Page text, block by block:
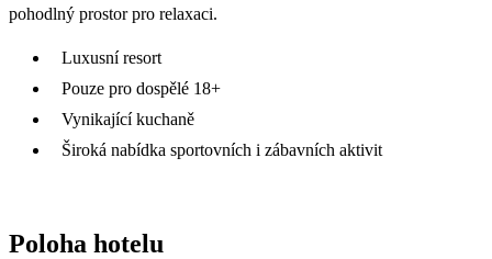
pohodlný prostor pro relaxaci.
Luxusní resort
Pouze pro dospělé 18+
Vynikající kuchaně
Široká nabídka sportovních i zábavních aktivit
Poloha hotelu